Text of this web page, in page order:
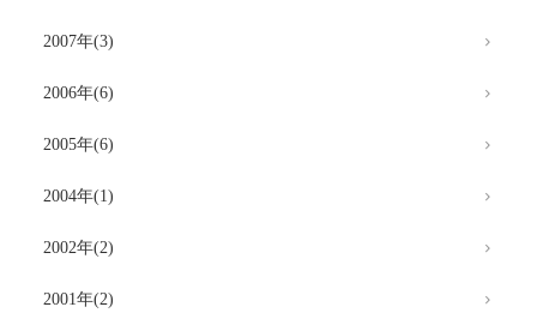
2007年(3)
2006年(6)
2005年(6)
2004年(1)
2002年(2)
2001年(2)